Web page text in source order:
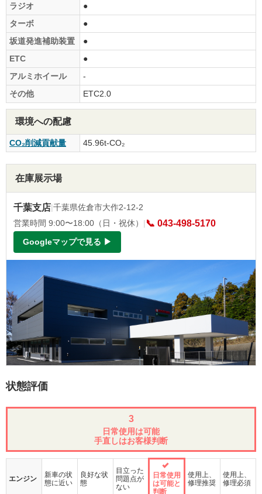
ラジオ
●
ターボ
●
坂道発進補助装置
●
ETC
●
アルミホイール
-
その他
ETC2.0
環境への配慮
CO₂削減貢献量 45.96t-CO₂
在庫展示場
千葉支店|千葉県佐倉市大作2-12-2
営業時間 9:00〜18:00（日・祝休） | 📞 043-498-5170
Googleマップで見る ▶
状態評価
3
日常使用は可能
手直しはお客様判断
エンジン
新車の状
態に近い
良好な状
態
目立った
問題点が
ない
日常使用
は可能と
判断
使用上、
修理推奨
使用上、
修理必須